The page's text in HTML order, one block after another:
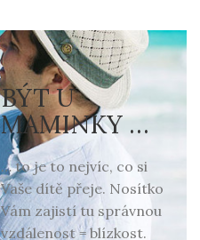
BÝT U
MAMINKY …
… to je to nejvíc, co si
Vaše dítě přeje. Nosítko
Vám zajistí tu správnou
vzdálenost = blízkost.